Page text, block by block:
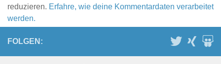
reduzieren. Erfahre, wie deine Kommentardaten verarbeitet
werden.
FOLGEN: